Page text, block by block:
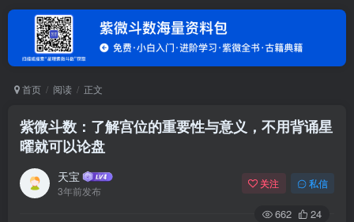
首页 阅读 正文
紫微斗数：了解宫位的重要性与意义，不用背诵星
曜就可以论盘
天宝
3年前发布
关注 私信
662 24